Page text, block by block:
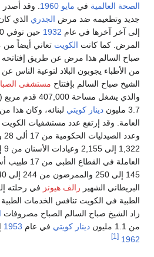
الصحة العالمية في مايو 1960 . وقد
جديد وتطعيمه ضد مرض الجدري الذي
إلى آخر آخرها في عام 1932
المرض. كما كانت الكويت تعاني أيضاً
صباح السالم هذا مرض عن طريق إفتاتحه
من الأطباء يجوبون البلاد لتوعية
الشيخ صباح السالم بإفتتاح مستشفى
3.7 مليون
دينار كويتي لبنائه، وكان هذا
البريطاني الشهير رالف هيونز في رحلته
الطبية في الكويت تنافس الخدمات
زاد الشيخ صباح السالم الصباح مصروفات
من 1.1 مليون
دينار كويتي في عام 1953
1962
[1]